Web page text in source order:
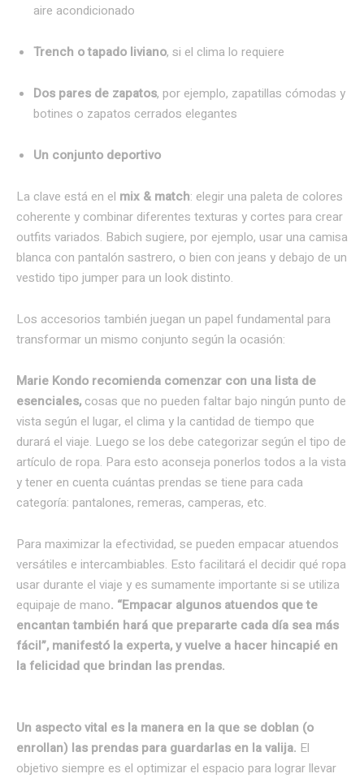
aire acondicionado
Trench o tapado liviano, si el clima lo requiere
Dos pares de zapatos, por ejemplo, zapatillas cómodas y
botines o zapatos cerrados elegantes
Un conjunto deportivo
La clave está en el mix & match: elegir una paleta de colores
coherente y combinar diferentes texturas y cortes para crear
outfits variados. Babich sugiere, por ejemplo, usar una camisa
blanca con pantalón sastrero, o bien con jeans y debajo de un
vestido tipo jumper para un look distinto.
Los accesorios también juegan un papel fundamental para
transformar un mismo conjunto según la ocasión:
Marie Kondo recomienda comenzar con una lista de
esenciales, cosas que no pueden faltar bajo ningún punto de
vista según el lugar, el clima y la cantidad de tiempo que
durará el viaje. Luego se los debe categorizar según el tipo de
artículo de ropa. Para esto aconseja ponerlos todos a la vista
y tener en cuenta cuántas prendas se tiene para cada
categoría: pantalones, remeras, camperas, etc.
Para maximizar la efectividad, se pueden empacar atuendos
versátiles e intercambiables. Esto facilitará el decidir qué ropa
usar durante el viaje y es sumamente importante si se utiliza
equipaje de mano. “Empacar algunos atuendos que te
encantan también hará que prepararte cada día sea más
fácil”, manifestó la experta, y vuelve a hacer hincapié en
la felicidad que brindan las prendas.
Un aspecto vital es la manera en la que se doblan (o
enrollan) las prendas para guardarlas en la valija. El
objetivo siempre es el optimizar el espacio para lograr llevar